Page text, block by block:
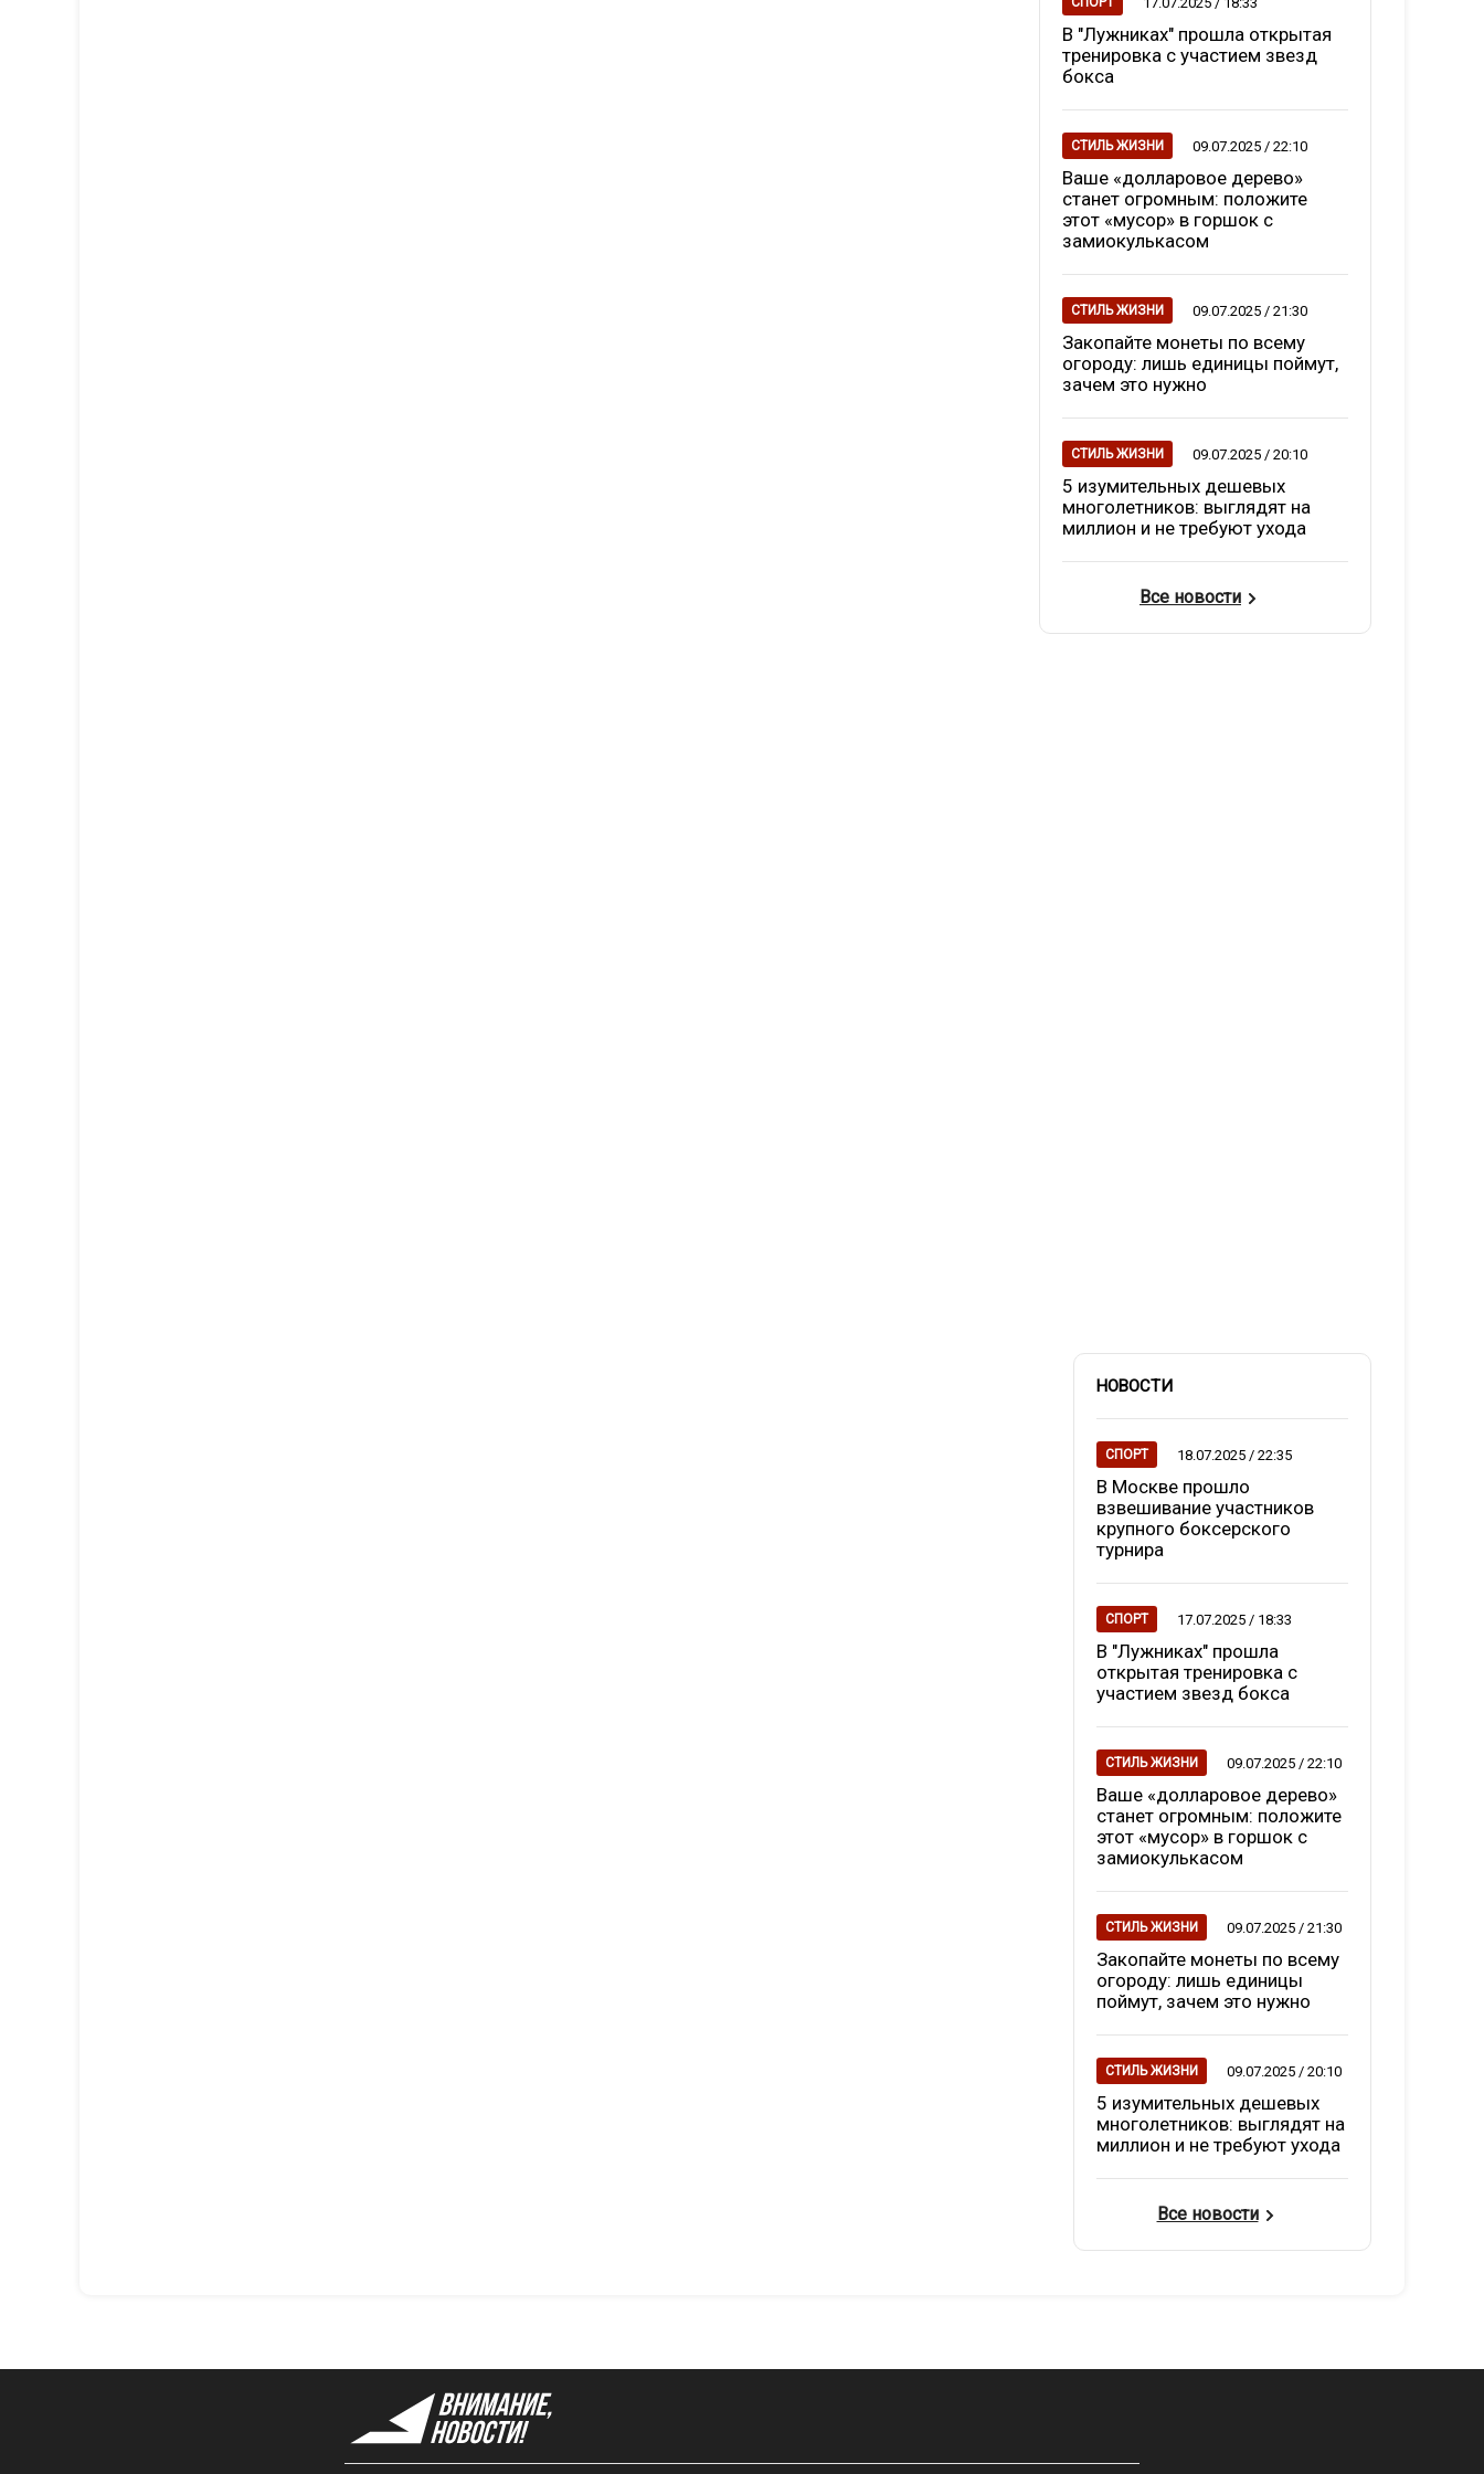
В "Лужниках" прошла открытая
тренировка с участием звезд
бокса
СТИЛЬ ЖИЗНИ 09.07.2025 / 22:10
Ваше «долларовое дерево»
станет огромным: положите
этот «мусор» в горшок с
замиокулькасом
СТИЛЬ ЖИЗНИ 09.07.2025 / 21:30
Закопайте монеты по всему
огороду: лишь единицы поймут,
зачем это нужно
СТИЛЬ ЖИЗНИ 09.07.2025 / 20:10
5 изумительных дешевых
многолетников: выглядят на
миллион и не требуют ухода
Все новости
НОВОСТИ
СПОРТ 18.07.2025 / 22:35
В Москве прошло
взвешивание участников
крупного боксерского
турнира
СПОРТ 17.07.2025 / 18:33
В "Лужниках" прошла
открытая тренировка с
участием звезд бокса
СТИЛЬ ЖИЗНИ 09.07.2025 / 22:10
Ваше «долларовое дерево»
станет огромным: положите
этот «мусор» в горшок с
замиокулькасом
СТИЛЬ ЖИЗНИ 09.07.2025 / 21:30
Закопайте монеты по всему
огороду: лишь единицы
поймут, зачем это нужно
СТИЛЬ ЖИЗНИ 09.07.2025 / 20:10
5 изумительных дешевых
многолетников: выглядят на
миллион и не требуют ухода
Все новости